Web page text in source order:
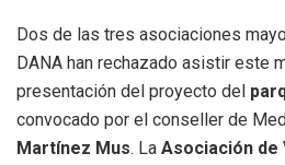
Dos de las tres asociaciones
DANA han rechazado asistir este
presentación del proyecto del
convocado por el conseller de
Martínez Mus. La Asociación de